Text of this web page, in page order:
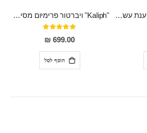
טבעת רטט "אולרו" נטענת עשויה סיליקון רפואי עם רטט חזק ומטריף חושים "Kaliph" ויברטור פרימיום מסיליקון רפואי , נטען, שקט במיוחד, מסתובב ומתפתל, שמנמן עם חדירה 14 סמ
דירוג:
100%
699.00 ₪
הוסף לסל